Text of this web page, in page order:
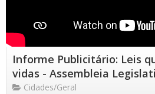
Informe Publicitário: Leis
vidas - Assembleia
Cidades/Geral